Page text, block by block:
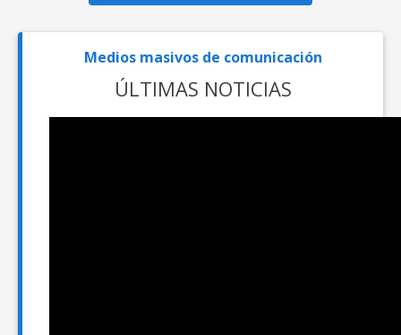
Medios masivos de comunicación
ÚLTIMAS NOTICIAS